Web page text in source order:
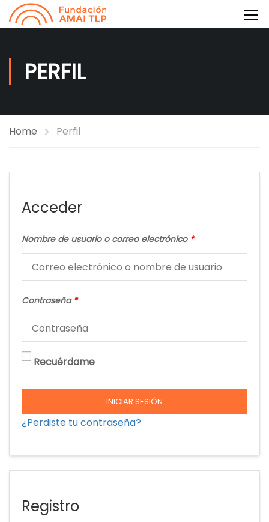
PERFIL
Home Perfil
Acceder
Nombre de usuario o correo electrónico *
Contraseña *
Recuérdame
INICIAR SESIÓN
¿Perdiste tu contraseña?
Registro